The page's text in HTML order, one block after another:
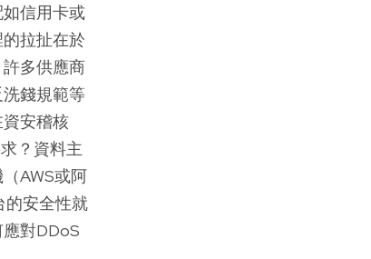
信用卡或
拉扯在於
多供應商
錢規範等
安稽核
？資料主
AWS或阿
的安全性就
對DDoS